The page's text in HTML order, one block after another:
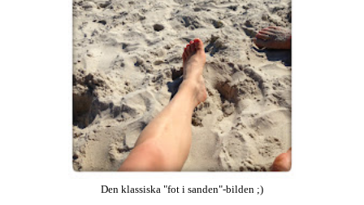
Den klassiska "fot i sanden"-bilden ;)